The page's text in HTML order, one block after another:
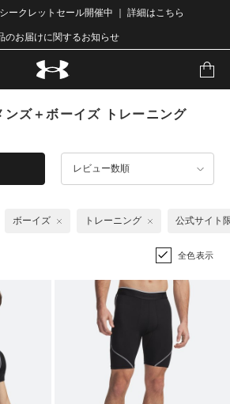
ークレットセール開催中 ｜ 詳細はこちら
のお届けに関するお知らせ
ズ＋ボーイズ トレーニング
レビュー数順
ボーイズ トレーニング 公式サイト
全色表示